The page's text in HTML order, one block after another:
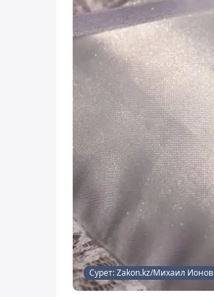
Сурет: Zakon.kz/Михаил Ионов